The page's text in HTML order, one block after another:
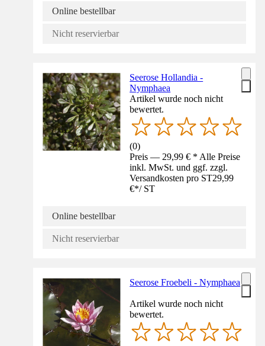
Online bestellbar
Nicht reservierbar
Seerose Hollandia -
Nymphaea
Artikel wurde noch nicht
bewertet.
(0)
Preis — 29,99 € * Alle Preise
inkl. MwSt. und ggf. zzgl.
Versandkosten pro ST29,99
€*/ ST
Online bestellbar
Nicht reservierbar
Seerose Froebeli - Nymphaea
Artikel wurde noch nicht
bewertet.